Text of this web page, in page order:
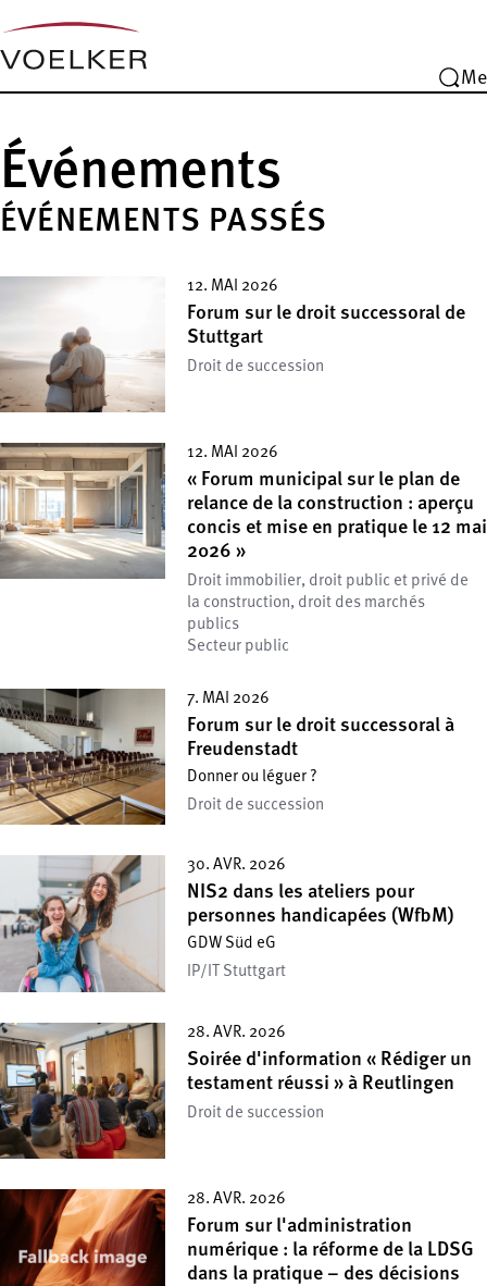
Événements
ÉVÉNEMENTS PASSÉS
12. MAI 2026
Forum sur le droit successoral de
Stuttgart
Droit de succession
12. MAI 2026
« Forum municipal sur le plan de
relance de la construction : aperçu
concis et mise en pratique le 12 mai
2026 »
Droit immobilier, droit public et privé de
la construction, droit des marchés
publics
Secteur public
7. MAI 2026
Forum sur le droit successoral à
Freudenstadt
Donner ou léguer ?
Droit de succession
30. AVR. 2026
NIS2 dans les ateliers pour
personnes handicapées (WfbM)
GDW Süd eG
IP/IT Stuttgart
28. AVR. 2026
Soirée d'information « Rédiger un
testament réussi » à Reutlingen
Droit de succession
28. AVR. 2026
Forum sur l'administration
numérique : la réforme de la LDSG
dans la pratique – des décisions